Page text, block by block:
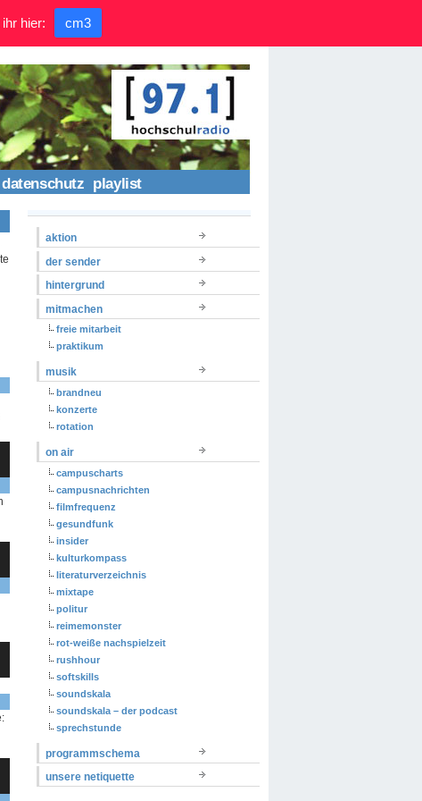
datenschutz playlist
aktion
der sender
hintergrund
mitmachen
freie mitarbeit
praktikum
musik
brandneu
konzerte
rotation
on air
campuscharts
campusnachrichten
filmfrequenz
gesundfunk
insider
kulturkompass
literaturverzeichnis
mixtape
politur
reimemonster
rot-weiße nachspielzeit
rushhour
softskills
soundskala
soundskala – der podcast
sprechstunde
programmschema
unsere netiquette
hier: cm3